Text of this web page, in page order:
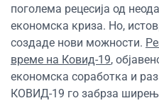
поголема рецесија од
економска криза. Но,
создаде нови можности.
време на Ковид-19,
економска соработка и
КОВИД-19 го забрза